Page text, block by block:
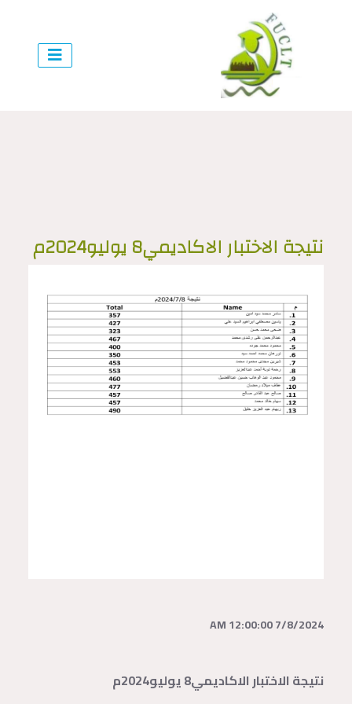
نتيجة الاختبار الاكاديمي8 يوليو2024م
7/8/2024 12:00:00 AM
نتيجة الاختبار الاكاديمي8 يوليو2024م